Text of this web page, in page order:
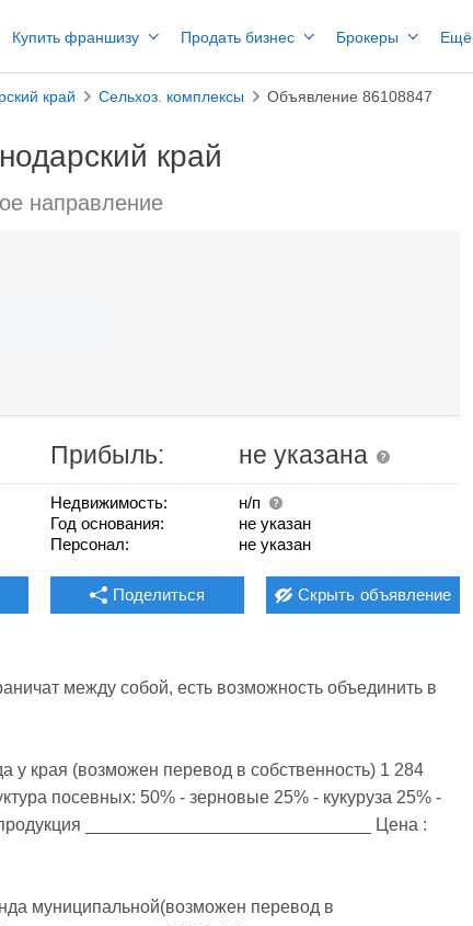
Купить франшизу Продать бизнес Брокеры Ещё
край Сельхоз. комплексы Объявление 86108847
край
направление
Прибыль: не указана
Недвижимость:
н/п
Год основания:
не указан
Персонал:
не указан
Поделиться Скрыть объявление
у края (возможен перевод в собственность) 1 284
посевных: 50% - зерновые 25% - кукуруза 25% -
_____________________________ Цена :
муниципальной(возможен перевод в